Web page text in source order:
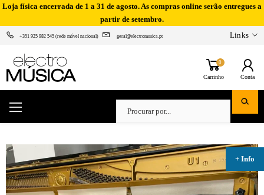
Loja física encerrada de 1 a 31 de agosto. As compras online serão entregues a
partir de setembro.
+351 925 982 545 (rede móvel nacional) geral@electromusica.pt Links
0
Carrinho Conta